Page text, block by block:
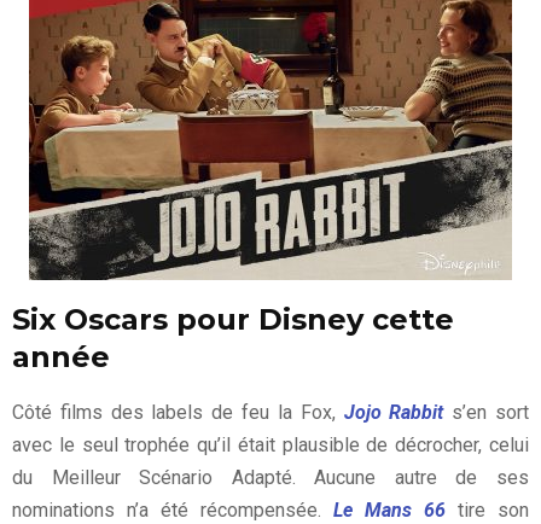
Six Oscars pour Disney cette
année
Côté films des labels de feu la Fox, Jojo Rabbits’en sort
avec le seul trophée qu’il était plausible de décrocher, celui
du Meilleur Scénario Adapté. Aucune autre de ses
nominations n’a été récompensée. Le Mans 66 tire son